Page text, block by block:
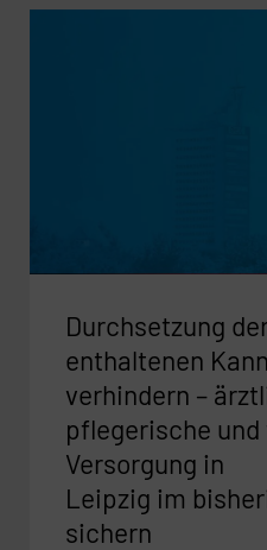
Durchsetzung
enthaltenen
verhindern –
pflegerische
Versorgung in
Leipzig im
sichern
verhindern
–
ärztliche,
pflegerische
und
therapeutische
Versorgung